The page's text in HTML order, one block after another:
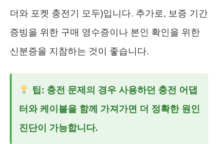
더와 포켓 충전기 모두)입니다. 추가로, 보증 기간
증빙을 위한 구매 영수증이나 본인 확인을 위한
신분증을 지참하는 것이 좋습니다.
팁: 충전 문제의 경우 사용하던 충전 어댑
터와 케이블을 함께 가져가면 더 정확한 원인
진단이 가능합니다.